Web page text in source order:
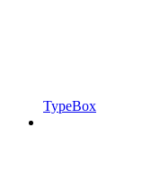
TypeBox